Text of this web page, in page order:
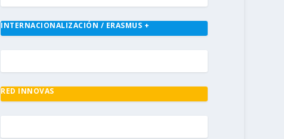
INTERNACIONALIZACIÓN / ERASMUS +
RED INNOVAS